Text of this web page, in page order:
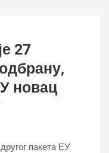
27
новац
пакета ЕУ